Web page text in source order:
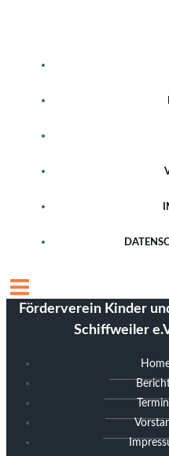
Förderverein Kinder
Schiffweiler